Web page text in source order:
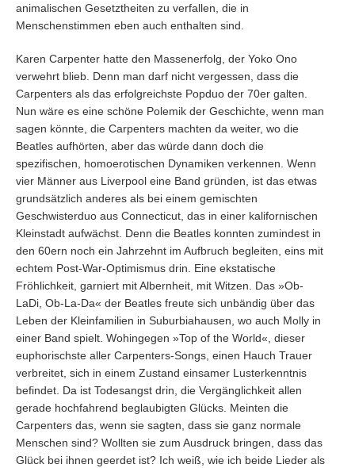
animalischen Gesetztheiten zu verfallen, die in
Menschenstimmen eben auch enthalten sind.
Karen Carpenter hatte den Massenerfolg, der Yoko Ono
verwehrt blieb. Denn man darf nicht vergessen, dass die
Carpenters als das erfolgreichste Popduo der 70er galten.
Nun wäre es eine schöne Polemik der Geschichte, wenn man
sagen könnte, die Carpenters machten da weiter, wo die
Beatles aufhörten, aber das würde dann doch die
spezifischen, homoerotischen Dynamiken verkennen. Wenn
vier Männer aus Liverpool eine Band gründen, ist das etwas
grundsätzlich anderes als bei einem gemischten
Geschwisterduo aus Connecticut, das in einer kalifornischen
Kleinstadt aufwächst. Denn die Beatles konnten zumindest in
den 60ern noch ein Jahrzehnt im Aufbruch begleiten, eins mit
echtem Post-War-Optimismus drin. Eine ekstatische
Fröhlichkeit, garniert mit Albernheit, mit Witzen. Das »Ob-
LaDi, Ob-La-Da« der Beatles freute sich unbändig über das
Leben der Kleinfamilien in Suburbiahausen, wo auch Molly in
einer Band spielt. Wohingegen »Top of the World«, dieser
euphorischste aller Carpenters-Songs, einen Hauch Trauer
verbreitet, sich in einem Zustand einsamer Lusterkenntnis
befindet. Da ist Todesangst drin, die Vergänglichkeit allen
gerade hochfahrend beglaubigten Glücks. Meinten die
Carpenters das, wenn sie sagten, dass sie ganz normale
Menschen sind? Wollten sie zum Ausdruck bringen, dass das
Glück bei ihnen geerdet ist? Ich weiß, wie ich beide Lieder als